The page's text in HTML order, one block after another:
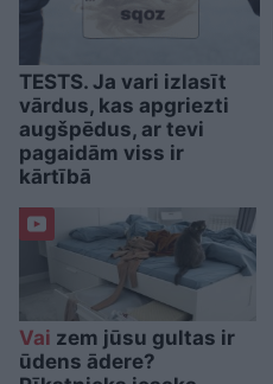
TESTS. Ja vari izlasīt
vārdus, kas apgriezti
augšpēdus, ar tevi
pagaidām viss ir
kārtībā
Vai zem jūsu gultas ir
ūdens ādere?